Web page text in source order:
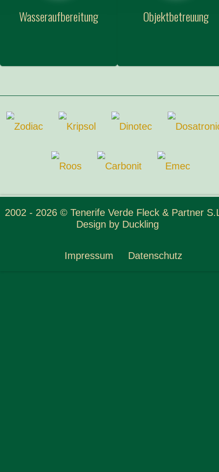
Wasseraufbereitung Objektbetreuung
2002 - 2026 © Tenerife Verde Fleck & Partner
Design by Duckling
Impressum Datenschutz